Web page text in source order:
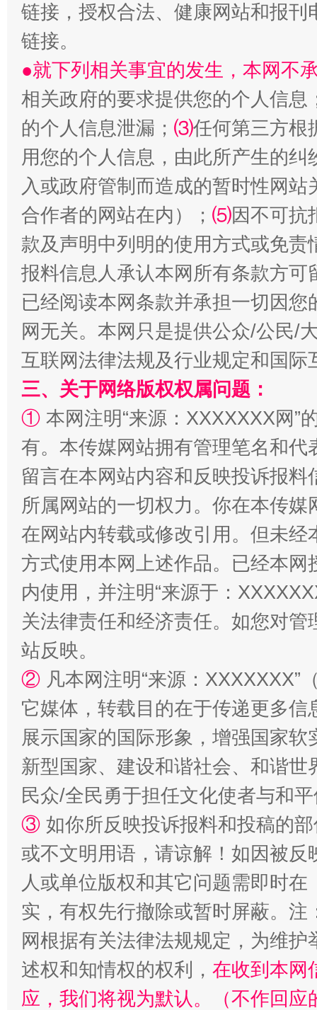
国家大学科技园优化重塑工作
扯下公款旅游的“隐身衣” 如何以
“蜀中异人”王建安的艺术幻境
链接，授权合法、健康网站和报
链接。
●就下列相关事宜的发生，本网不
相关政府的要求提供您的个人信息
的个人信息泄漏； ⑶任何第三方根
用您的个人信息，由此所产生的纠
入或政府管制而造成的暂时性网
合作者的网站在内）； ⑸因不可抗
款及声明中列明的使用方式或免责
报料信息人承认本网所有条款方
已经阅读本网条款并承担一切因
网无关。本网只是提供公众/公民/
互联网法律法规及行业规定和国
三、关于网络版权权属问题：
① 本网注明“来源：XXXXXXX网”
有。本传媒网站拥有管理笔名和
留言在本网站内容和反映投诉报
所属网站的一切权力。你在本传
在网站内转载或修改引用。但未
方式使用本网上述作品。已经本
内使用，并注明“来源于：
关法律责任和经济责任。如您对
站反映。
② 凡本网注明“来源：
它媒体，转载目的在于传递更多
展示国家的国际形象，增强国家
新型国家、建设和谐社会、和谐
民众/全民勇于担任文化使者与和
③ 如你所反映投诉报料和投稿的
或不文明用语，请谅解！如因被
人或单位版权和其它问题需即时在
实，有权先行撤除或暂时屏蔽。
网根据有关法律法规规定，为维
述权和知情权的权利， 在收到本网
应，我们将视为默认。（不作回应